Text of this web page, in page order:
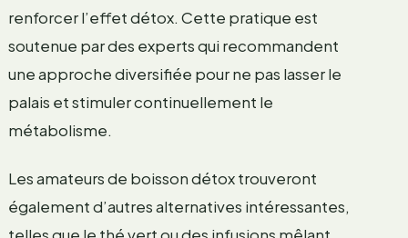
renforcer l’effet détox. Cette pratique est
soutenue par des experts qui recommandent
une approche diversifiée pour ne pas lasser le
palais et stimuler continuellement le
métabolisme.
Les amateurs de boisson détox trouveront
également d’autres alternatives intéressantes,